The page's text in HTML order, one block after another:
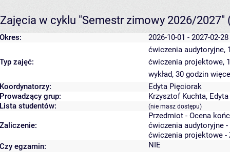
Zajęcia w cyklu "Semestr zimowy 2026/2027"
Okres: 2026-10-01 - 2027-02-28
Typ zajęć:
ćwiczenia audytoryjne,
ćwiczenia projektowe,
wykład, 30 godzin
Koordynatorzy:
Edyta Pięciorak
Prowadzący grup:
Krzysztof Kuchta,
Lista studentów:
(nie masz dostępu)
Zaliczenie:
Przedmiot - Ocena
ćwiczenia audytoryjne
ćwiczenia projektowe -
Czy egzamin:
NIE